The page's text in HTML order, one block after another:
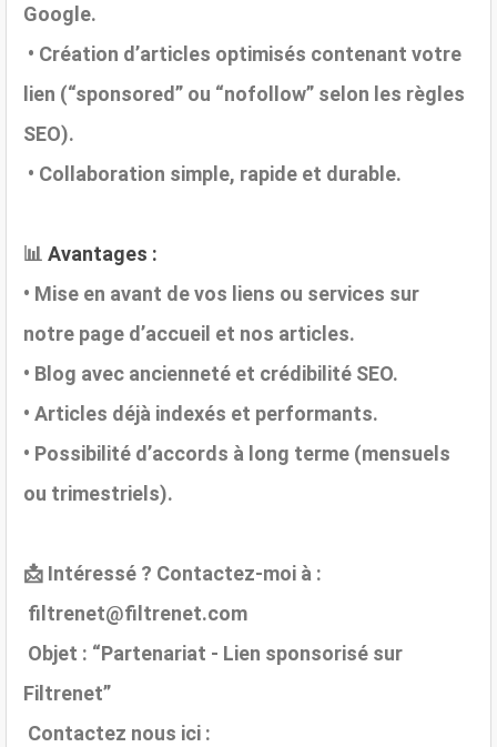
Google.
• Création d’articles optimisés contenant votre
lien (“sponsored” ou “nofollow” selon les règles
SEO).
• Collaboration simple, rapide et durable.
📊 Avantages :
• Mise en avant de vos liens ou services sur
notre page d’accueil et nos articles.
• Blog avec ancienneté et crédibilité SEO.
• Articles déjà indexés et performants.
• Possibilité d’accords à long terme (mensuels
ou trimestriels).
📩 Intéressé ? Contactez-moi à :
filtrenet@filtrenet.com
Objet : “Partenariat - Lien sponsorisé sur
Filtrenet”
Contactez nous ici :